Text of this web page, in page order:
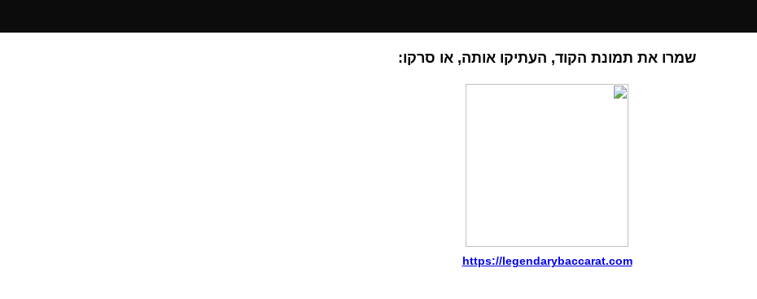
שמרו את תמונת הקוד, העתיקו אותה, או סרקו:
https://legendarybaccarat.com